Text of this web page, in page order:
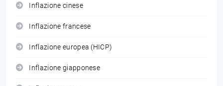
Inflazione cinese
Inflazione francese
Inflazione europea (HICP)
Inflazione giapponese